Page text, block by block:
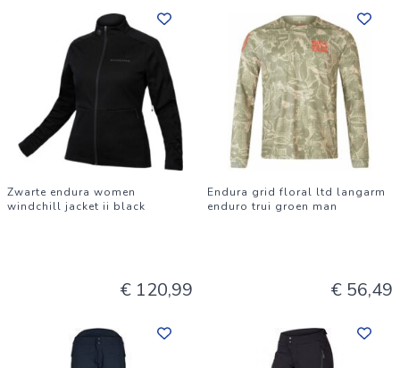
Zwarte endura women
windchill jacket ii black
€ 120,99
Endura grid floral ltd langarm
enduro trui groen man
€ 56,49